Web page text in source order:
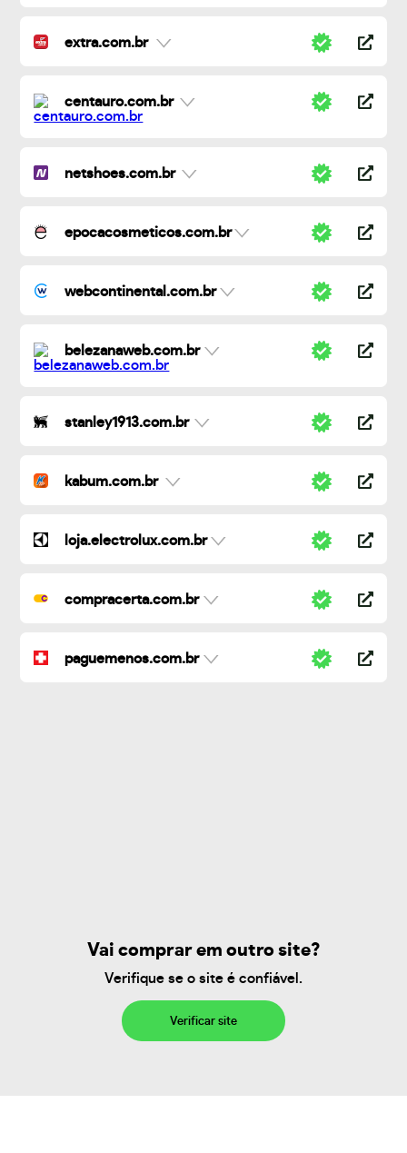
extra.com.br
centauro.com.br
netshoes.com.br
epocacosmeticos.com.br
webcontinental.com.br
belezanaweb.com.br
stanley1913.com.br
kabum.com.br
loja.electrolux.com.br
compracerta.com.br
paguemenos.com.br
Vai comprar em outro site?
Verifique se o site é confiável.
Verificar site